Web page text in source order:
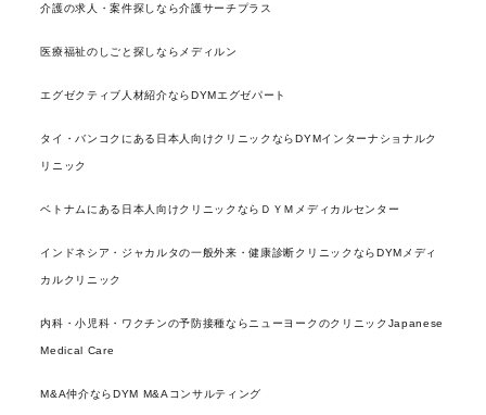
介護の求人・案件探しなら介護サーチプラス
医療福祉のしごと探しならメディルン
エグゼクティブ人材紹介ならDYMエグゼパート
タイ・バンコクにある日本人向けクリニックならDYMインターナショナルク
リニック
ベトナムにある日本人向けクリニックならＤＹＭメディカルセンター
インドネシア・ジャカルタの一般外来・健康診断クリニックならDYMメディ
カルクリニック
内科・小児科・ワクチンの予防接種ならニューヨークのクリニックJapanese
Medical Care
M&A仲介ならDYM M&Aコンサルティング